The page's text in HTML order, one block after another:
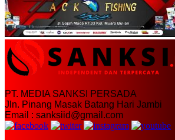
PT. MEDIA SANKSI PERSADA
Jln. Pinang Masak Batang Hari Jambi
Email : sanksiid@gmail.com